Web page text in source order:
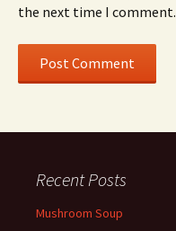
the next time I comment.
Recent Posts
Mushroom Soup